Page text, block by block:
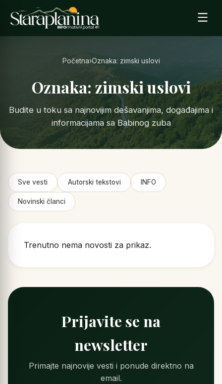
Početna›Oznaka: zimski uslovi
Oznaka: zimski uslovi
Budite u toku sa najnovijim dešavanjima, događajima i
informacijama sa Babinog zuba
Sve vesti Autorski tekstovi INFO
Novinski članci
Trenutno nema novosti za prikaz.
Prijavite se na
newsletter
Primajte najnovije vesti i ponude direktno na
email.